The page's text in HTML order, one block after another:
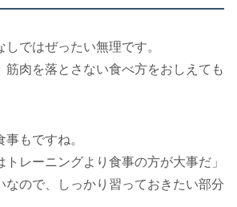
ではぜったい無理です。
筋肉を落とさない食べ方をおしえても
もですね。
トレーニングより食事の方が大事だ」
なので、しっかり習っておきたい部分